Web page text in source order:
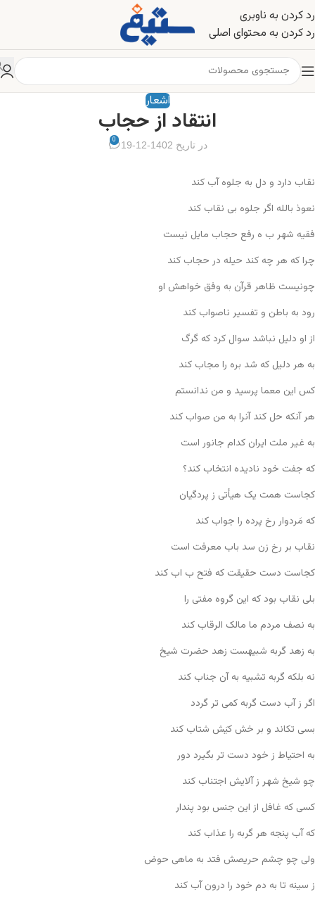
رد کردن به ناوبری
رد کردن به محتوای اصلی
اشعار
انتقاد از حجاب
در تاریخ 1402-12-19 0
نقاب دارد و دل به جلوه آب کند
نعوذ بالله اگر جلوه بی نقاب کند
فقیه شهر ب ه رفع حجاب مایل نیست
چرا که هر چه کند حیله در حجاب کند
چونیست ظاهر قرآن به وفق خواهش او
رود به باطن و تفسیر ناصواب کند
از او دلیل نباشد سوال کرد که گرگ
به هر دلیل که شد بره را مجاب کند
کس این معما پرسید و من ندانستم
هر آنکه حل کند آنرا به من صواب کند
به غیر ملت ایران کدام جانور است
که جفت خود نادیده انتخاب کند؟
کجاست همت یک هیأتی ز پردگیان
که مَردوار رخ پرده را جواب کند
نقاب بر رخ زن سد باب معرفت است
کجاست دست حقیقت که فتح ب اب کند
بلی نقاب بود که این گروه مفتی را
به نصف مردم ما مالک الرقاب کند
به زهد گربه شبیهست زهد حضرت شیخ
نه بلکه گربه تشبیه به آن جناب کند
اگر ز آب دست گربه کمی تر گردد
بسی تکاند و بر خش کیَش شتاب کند
به احتیاط ز خود دست تر بگیرد دور
چو شیخ شهر ز آلایش اجتناب کند
کسی که غافل از این جنس بود پندار
که آب پنجه هر گربه را عذاب کند
ولی چو چشم حریصش فتد به ماهی حوض
ز سینه تا به دم خود را درون آب کند